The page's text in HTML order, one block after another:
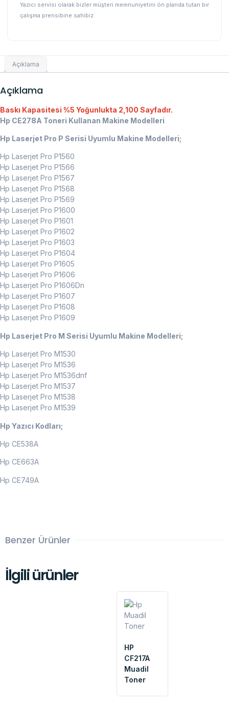
Yazıcı servisi olarak bizler müşteri memnuniyetini ön planda tutan bir
çalışma prensibine sahibiz
Açıklama
Açıklama
Baskı Kapasitesi %5 Yoğunlukta 2,100 Sayfadır.
Hp CE278A Toneri Kullanan Makine Modelleri
Hp Laserjet Pro P Serisi Uyumlu Makine Modelleri;
Hp Laserjet Pro P1560
Hp Laserjet Pro P1566
Hp Laserjet Pro P1567
Hp Laserjet Pro P1568
Hp Laserjet Pro P1569
Hp Laserjet Pro P1600
Hp Laserjet Pro P1601
Hp Laserjet Pro P1602
Hp Laserjet Pro P1603
Hp Laserjet Pro P1604
Hp Laserjet Pro P1605
Hp Laserjet Pro P1606
Hp Laserjet Pro P1606Dn
Hp Laserjet Pro P1607
Hp Laserjet Pro P1608
Hp Laserjet Pro P1609
Hp Laserjet Pro M Serisi Uyumlu Makine Modelleri;
Hp Laserjet Pro M1530
Hp Laserjet Pro M1536
Hp Laserjet Pro M1536dnf
Hp Laserjet Pro M1537
Hp Laserjet Pro M1538
Hp Laserjet Pro M1539
Hp Yazıcı Kodları;
Hp CE538A
Hp CE663A
Hp CE749A
Benzer Ürünler
İlgili ürünler
HP
CF217A
Muadil
Toner